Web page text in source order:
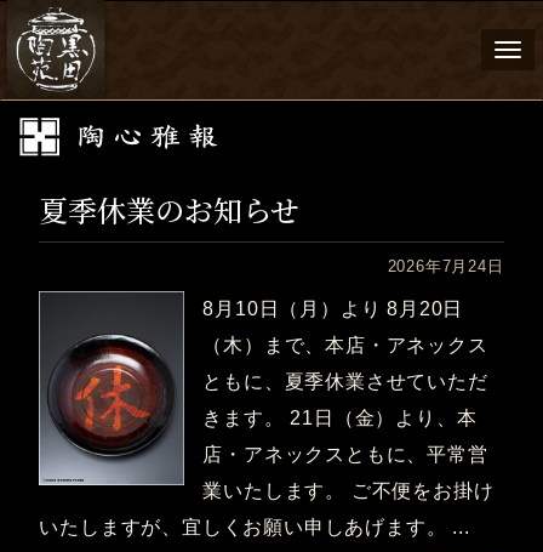
夏季休業のお知らせ
2026年7月24日
8月10日（月）より 8月20日
（木）まで、本店・アネックス
ともに、夏季休業させていただ
きます。 21日（金）より、本
店・アネックスともに、平常営
業いたします。 ご不便をお掛け
いたしますが、宜しくお願い申しあげます。 ...